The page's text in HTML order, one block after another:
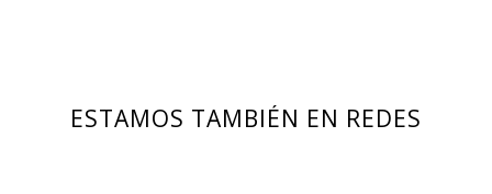
ESTAMOS TAMBIÉN EN REDES